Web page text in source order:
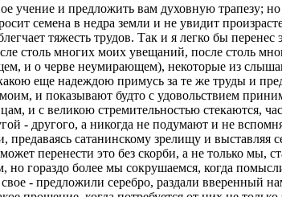
учение и предложить вам духовную трапезу;
семена в недра земли и не увидит
тяжесть трудов. Так и я легко бы
столь многих моих увещаний, после столь
и о черве неумирающем), некоторые из
еще надеждою примусь за те же труды и
и показывают будто с удовольствием
и с великою стремительностью стекаются,
- другого, а никогда не подумают и не
предаваясь сатанинскому зрелищу и
перенести это без скорби, а не только мы,
но гораздо более мы сокрушаемся, когда
- предложили серебро, раздали вверенный